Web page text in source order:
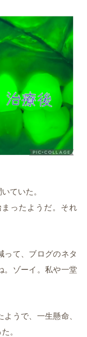
ていた。
ったようだ。それ
って、ブログのネタ
。ゾーイ。私や一堂
うで、一生懸命、
。